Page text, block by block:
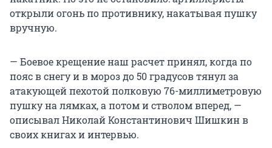
открыли огонь по противнику, накатывая пушку
вручную.
— Боевое крещение наш расчет принял, когда по
пояс в снегу и в мороз до50 градусовтянул за
атакующей пехотой полковую 76-миллиметровую
пушку на лямках, а потом и стволом вперед, —
описывал Николай Константинович Шишкин в
своих книгах и интервью.